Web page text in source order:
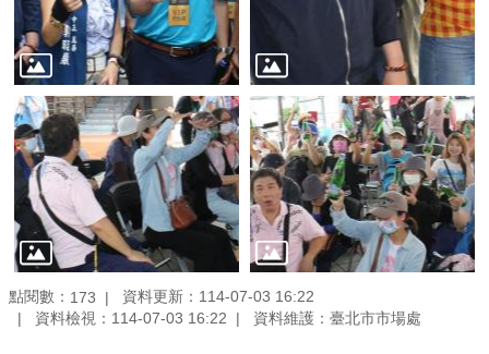
點閱數： 173
資料更新：114-07-03 16:22
資料檢視：114-07-03 16:22
資料維護：臺北市市場處